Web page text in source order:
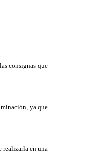
consignas que
ya que
realizarla en una